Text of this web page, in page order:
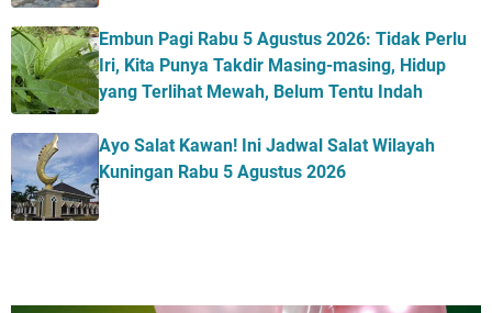
Embun Pagi Rabu 5 Agustus 2026: Tidak Perlu
Iri, Kita Punya Takdir Masing-masing, Hidup
yang Terlihat Mewah, Belum Tentu Indah
Ayo Salat Kawan! Ini Jadwal Salat Wilayah
Kuningan Rabu 5 Agustus 2026